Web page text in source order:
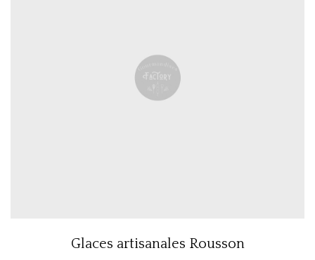
Glaces artisanales Rousson